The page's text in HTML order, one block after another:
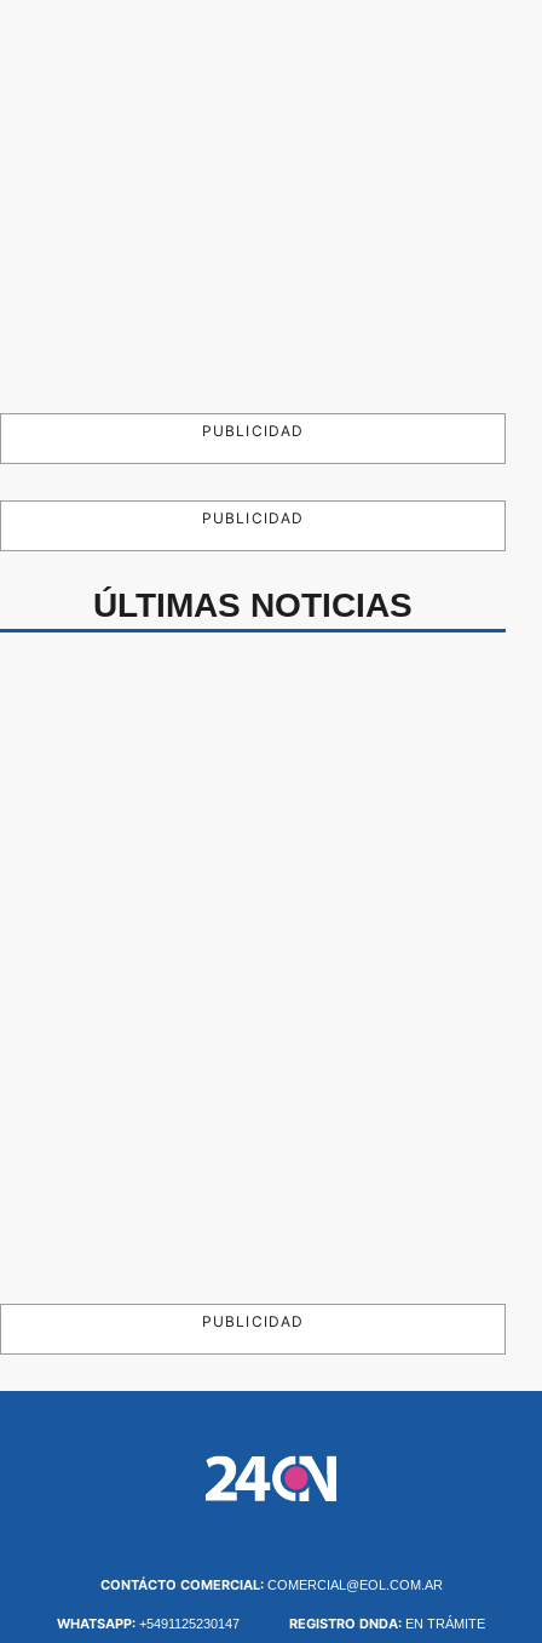
PUBLICIDAD
PUBLICIDAD
ÚLTIMAS NOTICIAS
PUBLICIDAD
CONTÁCTO COMERCIAL: COMERCIAL@EOL.COM.AR
WHATSAPP: +5491125230147 REGISTRO DNDA: EN TRÁMITE